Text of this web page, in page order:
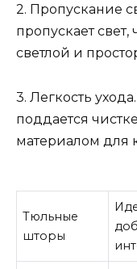
2. Пропускание
пропускает свет,
светлой и
3. Легкость
поддается
материалом для
Тюльные
шторы